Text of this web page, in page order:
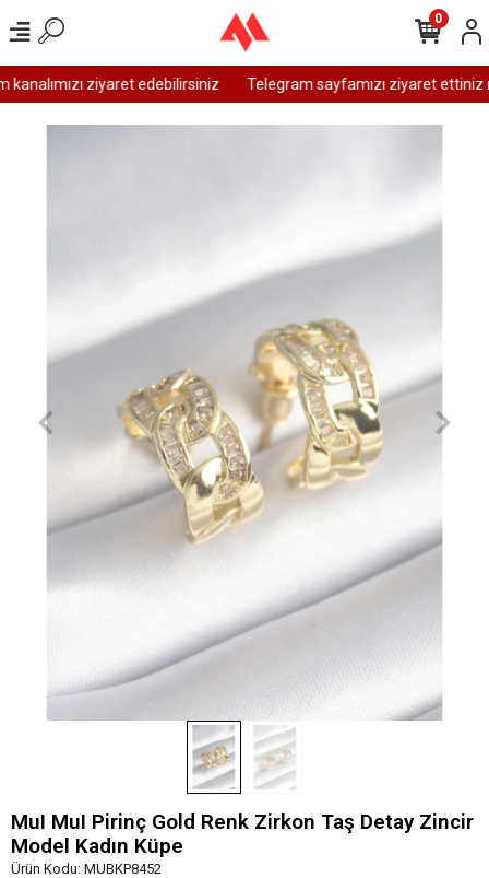
ziyaret edebilirsiniz Telegram sayfamızı ziyaret ettiniz
0
MuI MuI Pirinç Gold Renk Zirkon Taş Detay Zincir
Model Kadın Küpe
Ürün Kodu: MUBKP8452